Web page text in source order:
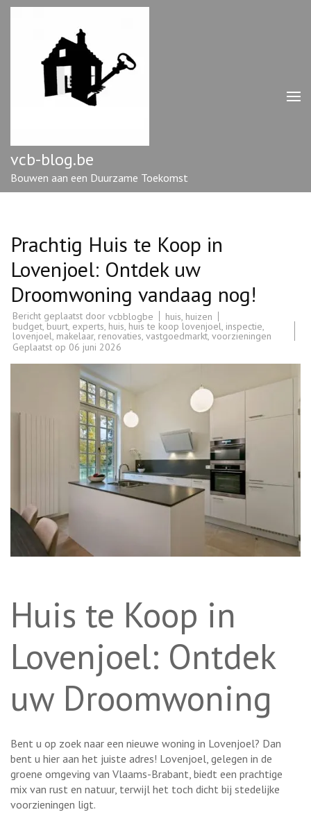
Ga
vcb-blog.be
Bouwen aan een Duurzame Toekomst
Prachtig Huis te Koop in
Lovenjoel: Ontdek uw
Droomwoning vandaag nog!
Bericht geplaatst door vcbblogbe huis huizen
budget, buurt, experts, huis, huis te koop lovenjoel, inspectie,
lovenjoel, makelaar, renovaties, vastgoedmarkt, voorzieningen
Geplaatst op 06 juni 2026
Huis te Koop in
Lovenjoel: Ontdek
uw Droomwoning
Bent u op zoek naar een nieuwe woning in Lovenjoel? Dan
bent u hier aan het juiste adres! Lovenjoel, gelegen in de
groene omgeving van Vlaams-Brabant, biedt een prachtige
mix van rust en natuur, terwijl het toch dicht bij stedelijke
voorzieningen ligt.